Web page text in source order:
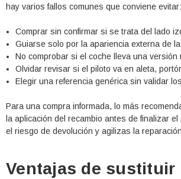
hay varios fallos comunes que conviene evitar:
Comprar sin confirmar si se trata del lado
Guiarse solo por la apariencia externa de
No comprobar si el coche lleva una versión
Olvidar revisar si el piloto va en aleta,
Elegir una referencia genérica sin validar
Para una compra informada, lo más
la aplicación del recambio antes de finalizar
el riesgo de devolución y agilizas la
Ventajas de sustituir